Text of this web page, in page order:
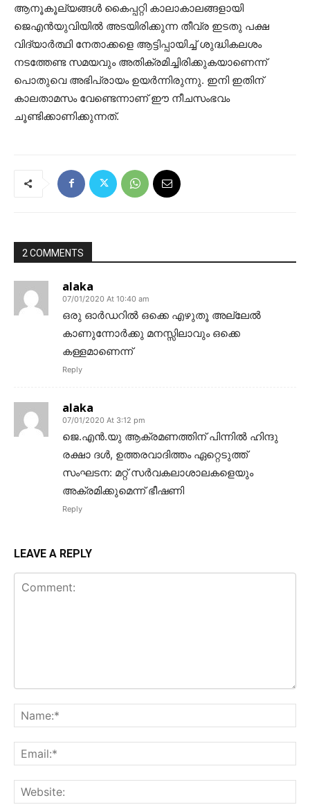
ആനൂകൂല്യങ്ങള്‍ കൈപ്പറ്റി കാലാകാലങ്ങളായി
ജെഎന്‍യുവിയില്‍ അടയിരിക്കുന്ന തീവ്ര ഇടതു പക്ഷ
വിദ്യാര്‍ത്ഥി നേതാക്കളെ ആട്ടിപ്പായിച്ച് ശുദ്ധികലശം
നടത്തേണ്ട സമയവും അതിക്രമിച്ചിരിക്കുകയാണെന്ന്
പൊതുവെ അഭിപ്രായം ഉയര്‍ന്നിരുന്നു. ഇനി ഇതിന്
കാലതാമസം വേണ്ടെന്നാണ് ഈ നീചസംഭവം
ചൂണ്ടിക്കാണിക്കുന്നത്.
2 COMMENTS
alaka
07/01/2020 At 10:40 am
ഒരു ഓർഡറിൽ ഒക്കെ എഴുതൂ അല്ലേൽ
കാണുന്നോർക്കു മനസ്സിലാവും ഒക്കെ
കള്ളമാണെന്ന്
Reply
alaka
07/01/2020 At 3:12 pm
ജെ.എൻ.യു ആക്രമണത്തിന് പിന്നിൽ ഹിന്ദു
രക്ഷാ ദൾ,​ ഉത്തരവാദിത്തം ഏറ്റെടുത്ത്
സംഘടന: മറ്റ് സർവകലാശാലകളെയും
അക്രമിക്കുമെന്ന് ഭീഷണി
Reply
LEAVE A REPLY